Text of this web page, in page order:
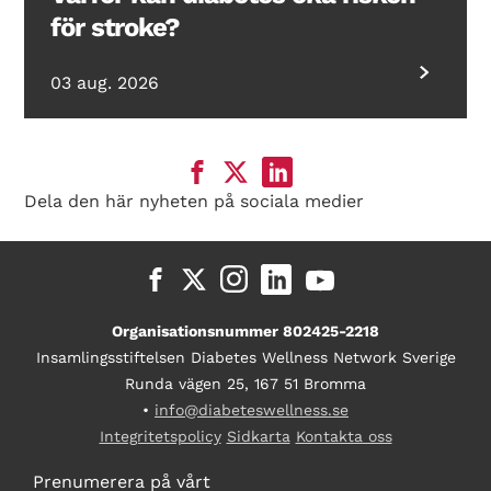
för stroke?
03 aug. 2026
Dela den här nyheten på sociala medier
Organisationsnummer 802425-2218
Insamlingsstiftelsen Diabetes Wellness Network Sverige
Runda vägen 25, 167 51 Bromma
• info@diabeteswellness.se
Integritetspolicy Sidkarta Kontakta oss
Prenumerera på vårt